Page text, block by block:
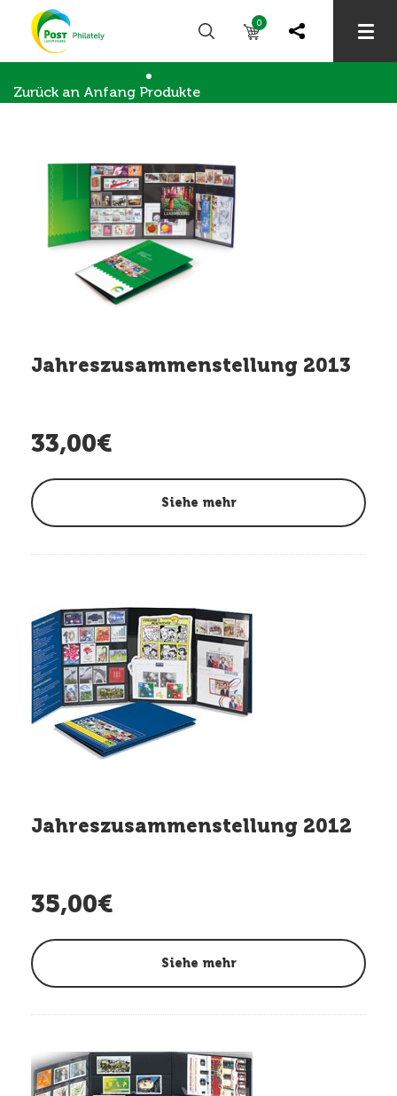
0
Zurück an Anfang Produkte
Jahreszusammenstellung 2013
33,00€
Siehe mehr
Jahreszusammenstellung 2012
35,00€
Siehe mehr